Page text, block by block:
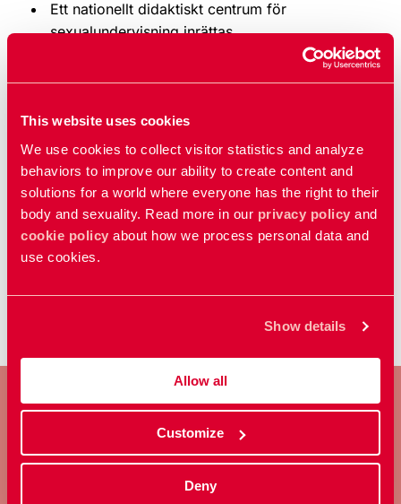
This website uses cookies
We use cookies to collect visitor statistics and analyze
behaviors to improve our ability to create content and
solutions for a world where everyone has the right to their
body and sexuality. Read more in our privacy policy and
cookie policy about how we process personal data and
use cookies.
Show details
Allow all
Customize
Deny
Ett nationellt didaktiskt centrum för
sexualundervisning inrättas.
Uppdaterad:29 may 2026
Relaterat
Kurser och utbildningar: Fortbildning för lärare
Om vår sexualundervisning
Hitta inspiration i RFSU:s metodbank för
undervisning om sex, relationer och samtycke
BLI MEDLEM
Ta ställning för allas rätt att